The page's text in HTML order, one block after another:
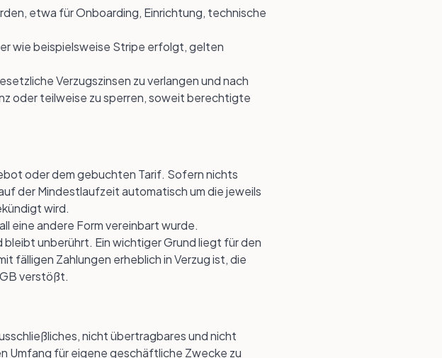
etwa für Onboarding, Einrichtung, technische
wie beispielsweise Stripe erfolgt, gelten
Verzugszinsen zu verlangen und nach
oder teilweise zu sperren, soweit berechtigte
oder dem gebuchten Tarif. Sofern nichts
der Mindestlaufzeit automatisch um die jeweils
wird.
eine andere Form vereinbart wurde.
unberührt. Ein wichtiger Grund liegt für den
fälligen Zahlungen erheblich in Verzug ist, die
verstößt.
nicht übertragbares und nicht
Umfang für eigene geschäftliche Zwecke zu